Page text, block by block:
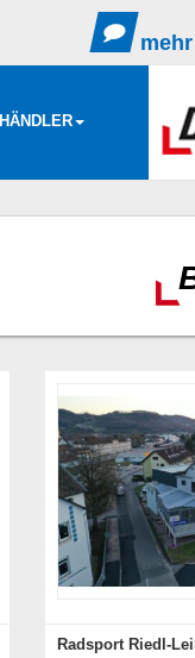
mehr
HÄNDLER
Radsport Riedl-